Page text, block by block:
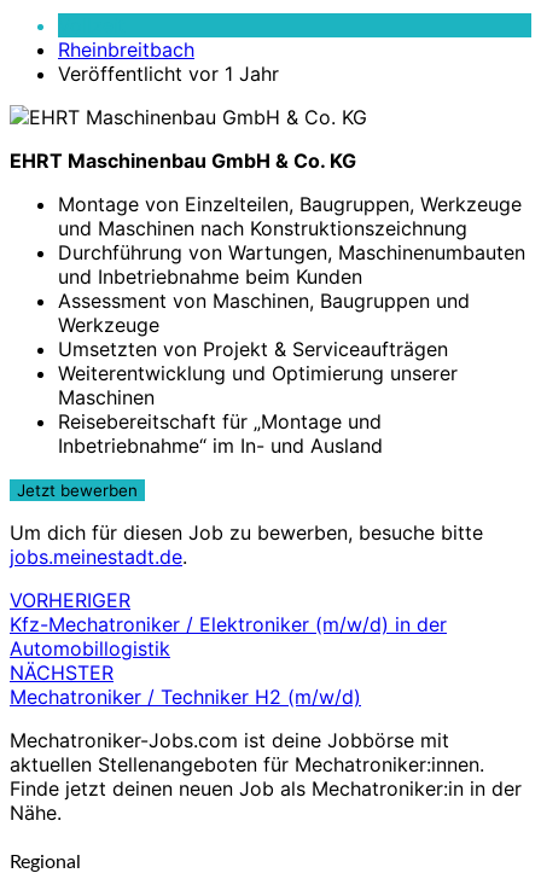
Produktion
Rheinbreitbach
Veröffentlicht vor 1 Jahr
EHRT Maschinenbau GmbH & Co. KG
Montage von Einzelteilen, Baugruppen, Werkzeuge
und Maschinen nach Konstruktionszeichnung
Durchführung von Wartungen, Maschinenumbauten
und Inbetriebnahme beim Kunden
Assessment von Maschinen, Baugruppen und
Werkzeuge
Umsetzten von Projekt & Serviceaufträgen
Weiterentwicklung und Optimierung unserer
Maschinen
Reisebereitschaft für „Montage und
Inbetriebnahme“ im In- und Ausland
Um dich für diesen Job zu bewerben, besuche bitte
jobs.meinestadt.de.
Beitragsnavigation
VORHERIGER
Kfz-Mechatroniker / Elektroniker (m/w/d) in der
Automobillogistik
NÄCHSTER
Mechatroniker / Techniker H2 (m/w/d)
Mechatroniker-Jobs.com ist deine Jobbörse mit
aktuellen Stellenangeboten für Mechatroniker:innen.
Finde jetzt deinen neuen Job als Mechatroniker:in in der
Nähe.
Regional